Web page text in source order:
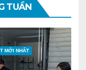
TUẦN
MỚI NHẤT